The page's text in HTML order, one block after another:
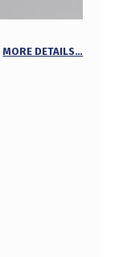
MORE DETAILS…